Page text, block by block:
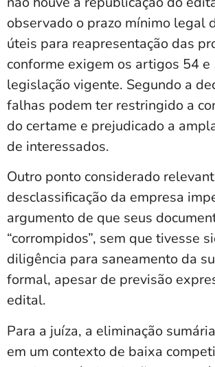
observado o prazo mínimo legal
úteis para reapresentação das
conforme exigem os artigos 54 e
legislação vigente. Segundo a
falhas podem ter restringido a
do certame e prejudicado a
de interessados.
Outro ponto considerado
desclassificação da empresa
argumento de que seus
“corrompidos”, sem que tivesse
diligência para saneamento da
formal, apesar de previsão
edital.
Para a juíza, a eliminação
em um contexto de baixa